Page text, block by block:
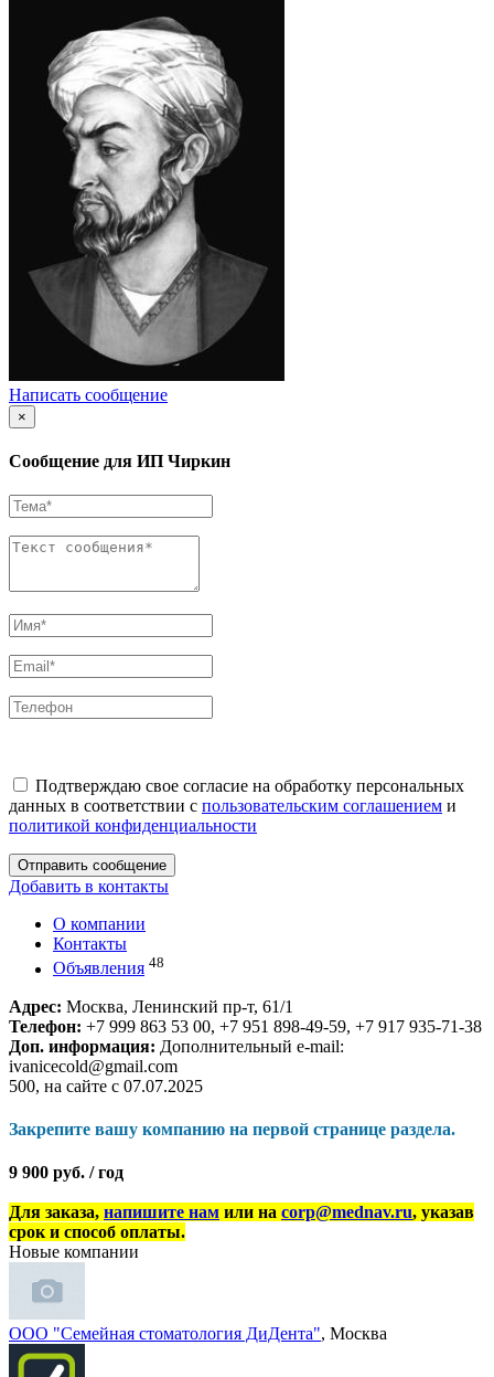
Написать сообщение
×
Сообщение для ИП Чиркин
Подтверждаю свое согласие на обработку персональных
данных в соответствии с пользовательским соглашением и
политикой конфиденциальности
Отправить сообщение
Добавить в контакты
О компании
Контакты
Объявления 48
Адрес: Москва, Ленинский пр-т, 61/1
Телефон: +7 999 863 53 00, +7 951 898-49-59, +7 917 935-71-38
Доп. информация: Дополнительный e-mail:
ivanicecold@gmail.com
500, на сайте с 07.07.2025
Закрепите вашу компанию на первой странице раздела.
9 900 руб. / год
Для заказа, напишите нам или на corp@mednav.ru, указав
срок и способ оплаты.
Новые компании
ООО "Семейная стоматология ДиДента", Москва